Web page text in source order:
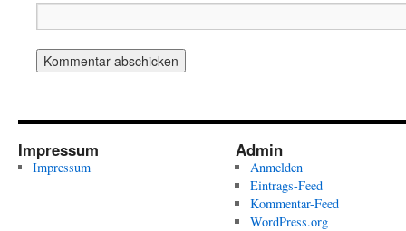
Impressum
Impressum
Admin
Anmelden
Eintrags-Feed
Kommentar-Feed
WordPress.org